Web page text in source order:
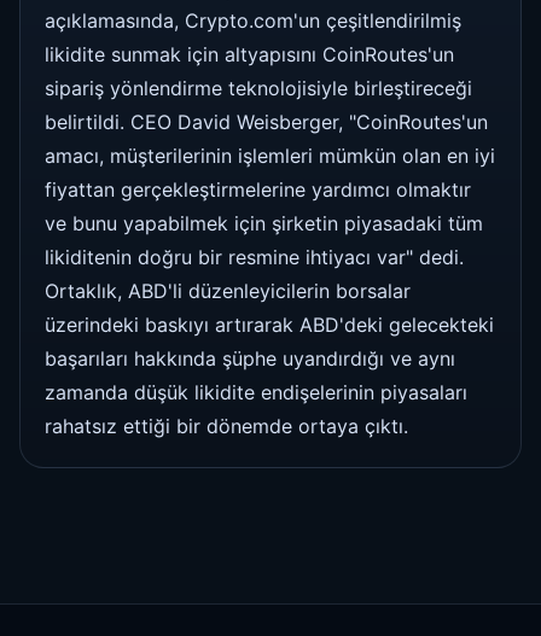
açıklamasında, Crypto.com'un çeşitlendirilmiş
likidite sunmak için altyapısını CoinRoutes'un
sipariş yönlendirme teknolojisiyle birleştireceği
belirtildi. CEO David Weisberger, "CoinRoutes'un
amacı, müşterilerinin işlemleri mümkün olan en iyi
fiyattan gerçekleştirmelerine yardımcı olmaktır
ve bunu yapabilmek için şirketin piyasadaki tüm
likiditenin doğru bir resmine ihtiyacı var" dedi.
Ortaklık, ABD'li düzenleyicilerin borsalar
üzerindeki baskıyı artırarak ABD'deki gelecekteki
başarıları hakkında şüphe uyandırdığı ve aynı
zamanda düşük likidite endişelerinin piyasaları
rahatsız ettiği bir dönemde ortaya çıktı.